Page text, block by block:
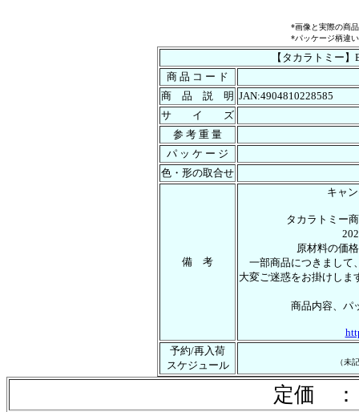
*画像と実際の商
*パッケージ柄違
【タカラトミー
商 品 コ ー ド
商 品 説 明 JAN:4904810228585
サ イ ズ
参 考 重 量
パ ッ ケ ー ジ
色・形の取合せ
備 考
キャ
タカラトミー
原材料の価
一部商品につきまして
大変ご迷惑をお掛けしま
商品内容、パ
予約/再入荷
スケジュール
（未
定価 ：